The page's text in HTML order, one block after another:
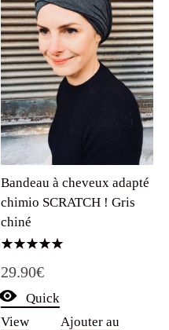
Bandeau à cheveux adapté
chimio SCRATCH ! Gris
chiné
5.00
sur 5
29.90€
Quick
View
Ajouter au